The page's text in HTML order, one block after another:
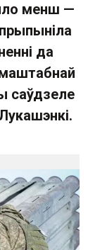
менш —
да
саўдзеле